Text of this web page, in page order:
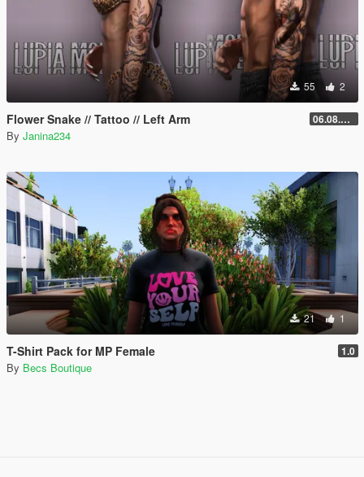
55 2
Flower Snake // Tattoo // Left Arm 06.08.2026
By Janina234
21 1
T-Shirt Pack for MP Female 1.0
By Becs Boutique